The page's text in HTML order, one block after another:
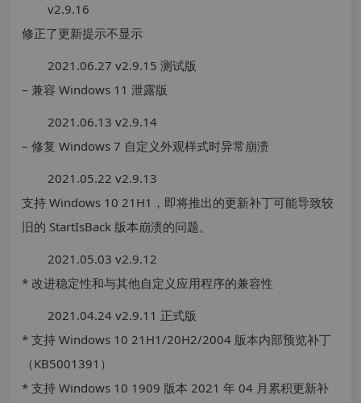
v2.9.16
修正了更新提示不显示
2021.06.27 v2.9.15 测试版
– 兼容 Windows 11 泄露版
2021.06.13 v2.9.14
– 修复 Windows 7 自定义外观样式时异常崩溃
2021.05.22 v2.9.13
支持 Windows 10 21H1，即将推出的更新补丁可能导致较
旧的 StartIsBack 版本崩溃的问题。
2021.05.03 v2.9.12
* 改进稳定性和与其他自定义应用程序的兼容性
2021.04.24 v2.9.11 正式版
* 支持 Windows 10 21H1/20H2/2004 版本内部预览补丁
（KB5001391）
* 支持 Windows 10 1909 版本 2021 年 04 月累积更新补